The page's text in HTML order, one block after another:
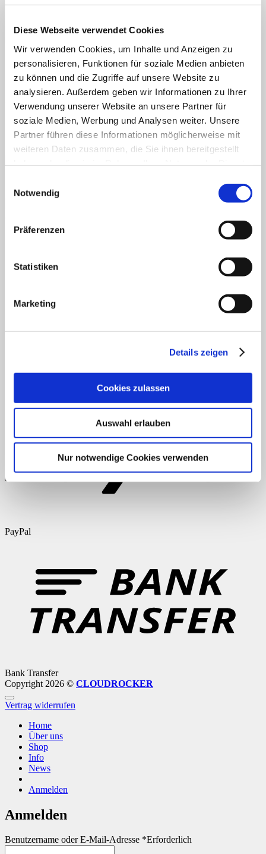
Diese Webseite verwendet Cookies
Wir verwenden Cookies, um Inhalte und Anzeigen zu
personalisieren, Funktionen für soziale Medien anbieten
zu können und die Zugriffe auf unsere Website zu
analysieren. Außerdem geben wir Informationen zu Ihrer
Verwendung unserer Website an unsere Partner für
soziale Medien, Werbung und Analysen weiter. Unsere
Partner führen diese Informationen möglicherweise mit
weiteren Daten zusammen, die Sie ihnen bereitgestellt
Notwendig
Präferenzen
Statistiken
Marketing
Details zeigen
Cookies zulassen
Auswahl erlauben
Nur notwendige Cookies verwenden
Name*
E-Mail-Adresse*
Website
Name, E-Mail-Adresse und Website in diesem Browser für
meinen nächsten Kommentar speichern.
Neueste Kommentare
Kategorien
Meta
Impressum
PayPal
Bank Transfer
Copyright 2026 © CLOUDROCKER
Vertrag widerrufen
Home
Über uns
Shop
Info
News
Anmelden
Anmelden
Benutzername oder E-Mail-Adresse *Erforderlich